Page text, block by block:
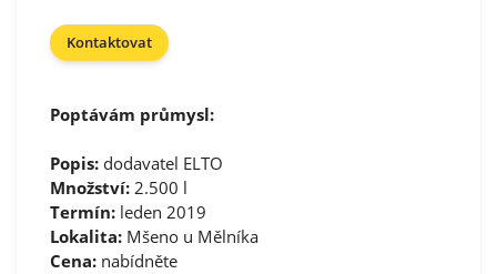
Kontaktovat
Poptávám průmysl:
Popis: dodavatel ELTO
Množství: 2.500 l
Termín: leden 2019
Lokalita: Mšeno u Mělníka
Cena: nabídněte